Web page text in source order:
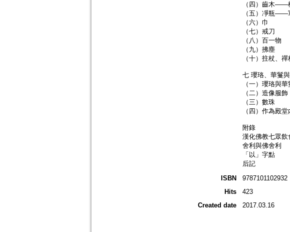
（四）齒木——
（五）凈瓶——
（六）巾
（七）戒刀
（八）百一物
（九）拂塵
（十）拄杖、
七 瓔珞、華鬘
（一）瓔珞與華
（二）造像服飾
（三）數珠
（四）作為殿
附錄
漢化佛教七眾飲
舍利與佛舍利
「以」字點
后記
ISBN
9787101102932
Hits
423
Created date
2017.03.16